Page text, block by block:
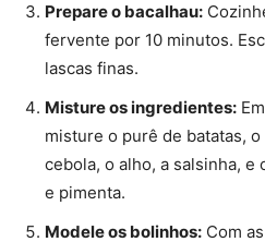
Prepare o bacalhau:
fervente por 10 minutos.
lascas finas.
Misture os ingredientes:
misture o purê de batatas,
cebola, o alho, a salsinha, e
e pimenta.
Modele os bolinhos: Com